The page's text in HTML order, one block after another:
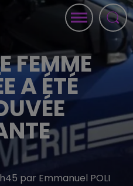
FEMME
A ÉTÉ
par Emmanuel POLI